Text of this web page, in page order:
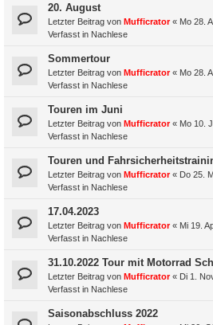
20. August
Letzter Beitrag von Mufficrator« Mo 28.
Verfasst in Nachlese
Sommertour
Letzter Beitrag von Mufficrator« Mo 28.
Verfasst in Nachlese
Touren im Juni
Letzter Beitrag von Mufficrator« Mo 10.
Verfasst in Nachlese
Touren und
Letzter Beitrag von Mufficrator« Do 25.
Verfasst in Nachlese
17.04.2023
Letzter Beitrag von Mufficrator« Mi 19.
Verfasst in Nachlese
31.10.2022 Tour mit Motorrad
Letzter Beitrag von Mufficrator« Di 1.
Verfasst in Nachlese
Saisonabschluss 2022